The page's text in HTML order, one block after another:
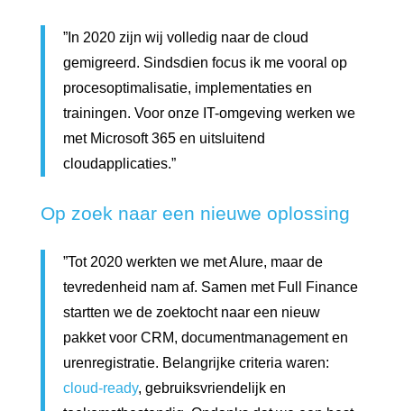
”In 2020 zijn wij volledig naar de cloud
gemigreerd. Sindsdien focus ik me vooral op
procesoptimalisatie, implementaties en
trainingen. Voor onze IT-omgeving werken we
met Microsoft 365 en uitsluitend
cloudapplicaties.”
Op zoek naar een nieuwe oplossing
”Tot 2020 werkten we met Alure, maar de
tevredenheid nam af. Samen met Full Finance
startten we de zoektocht naar een nieuw
pakket voor CRM, documentmanagement en
urenregistratie. Belangrijke criteria waren:
cloud-ready, gebruiksvriendelijk en